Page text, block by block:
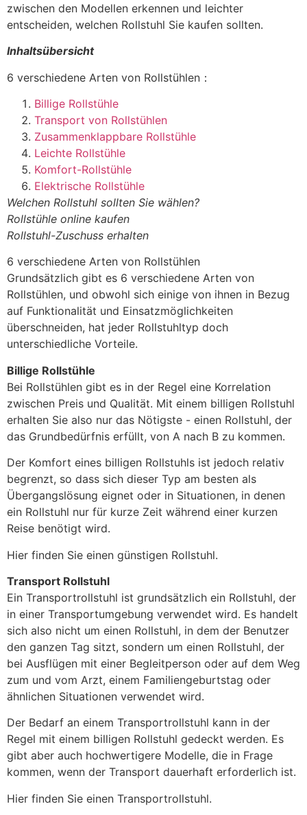
zwischen den Modellen erkennen und leichter
entscheiden, welchen Rollstuhl Sie kaufen sollten.
Inhaltsübersicht
6 verschiedene Arten von Rollstühlen：
Billige Rollstühle
Transport von Rollstühlen
Zusammenklappbare Rollstühle
Leichte Rollstühle
Komfort-Rollstühle
Elektrische Rollstühle
Welchen Rollstuhl sollten Sie wählen?
Rollstühle online kaufen
Rollstuhl-Zuschuss erhalten
6 verschiedene Arten von Rollstühlen
Grundsätzlich gibt es 6 verschiedene Arten von
Rollstühlen, und obwohl sich einige von ihnen in Bezug
auf Funktionalität und Einsatzmöglichkeiten
überschneiden, hat jeder Rollstuhltyp doch
unterschiedliche Vorteile.
Billige Rollstühle
Bei Rollstühlen gibt es in der Regel eine Korrelation
zwischen Preis und Qualität. Mit einem billigen Rollstuhl
erhalten Sie also nur das Nötigste - einen Rollstuhl, der
das Grundbedürfnis erfüllt, von A nach B zu kommen.
Der Komfort eines billigen Rollstuhls ist jedoch relativ
begrenzt, so dass sich dieser Typ am besten als
Übergangslösung eignet oder in Situationen, in denen
ein Rollstuhl nur für kurze Zeit während einer kurzen
Reise benötigt wird.
Hier finden Sie einen günstigen Rollstuhl.
Transport Rollstuhl
Ein Transportrollstuhl ist grundsätzlich ein Rollstuhl, der
in einer Transportumgebung verwendet wird. Es handelt
sich also nicht um einen Rollstuhl, in dem der Benutzer
den ganzen Tag sitzt, sondern um einen Rollstuhl, der
bei Ausflügen mit einer Begleitperson oder auf dem Weg
zum und vom Arzt, einem Familiengeburtstag oder
ähnlichen Situationen verwendet wird.
Der Bedarf an einem Transportrollstuhl kann in der
Regel mit einem billigen Rollstuhl gedeckt werden. Es
gibt aber auch hochwertigere Modelle, die in Frage
kommen, wenn der Transport dauerhaft erforderlich ist.
Hier finden Sie einen Transportrollstuhl.